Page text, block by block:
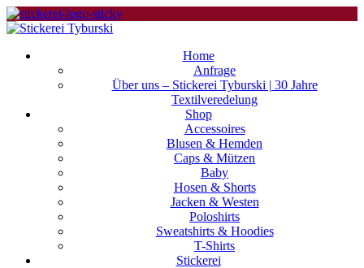
Home
Anfrage
Über uns – Stickerei Tyburski | 30 Jahre
Textilveredelung
Shop
Accessoires
Blusen & Hemden
Caps & Mützen
Baby
Hosen & Shorts
Jacken & Westen
Poloshirts
Sweatshirts & Hoodies
T-Shirts
Stickerei